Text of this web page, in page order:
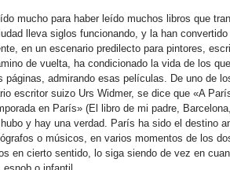
mucho para haber leído muchos libros que
lleva siglos funcionando, y la han
en un escenario predilecto para pintores,
de vuelta, ha condicionado la vida de los
páginas, admirando esas películas. De uno de
escritor suizo Urs Widmer, se dice que «A
en París» (El libro de mi padre,
y hay una verdad. París ha sido el destino
o músicos, en varios momentos de los
en cierto sentido, lo siga siendo de vez en